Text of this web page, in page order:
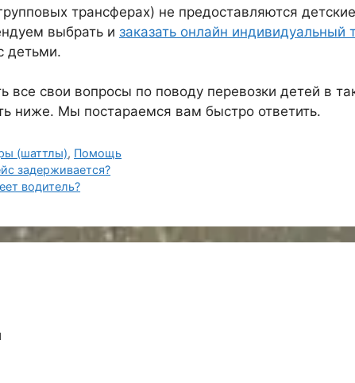
трансферах) не предоставляются
выбрать и заказать онлайн индивидуальный
детьми.
все свои вопросы по поводу перевозки детей в
ниже. Мы постараемся вам быстро ответить.
(шаттлы), Помощь
задерживается?
водитель?